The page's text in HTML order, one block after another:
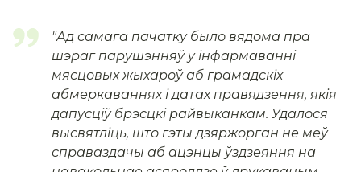
"Ад самага пачатку было вядома пра
шэраг парушэнняў у інфармаванні
мясцовых жыхароў аб грамадскіх
абмеркаваннях і датах правядзення, якія
дапусціў брэсцкі райвыканкам. Удалося
высвятліць, што гэты дзяржорган не меў
справаздачы аб ацэнцы ўздзеяння на